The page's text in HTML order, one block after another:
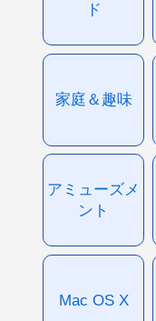
ド
家庭＆趣味
アミューズメ
ント
Mac OS X